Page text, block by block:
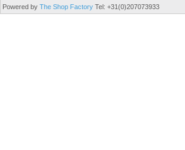
Powered by The Shop Factory Tel: +31(0)207073933